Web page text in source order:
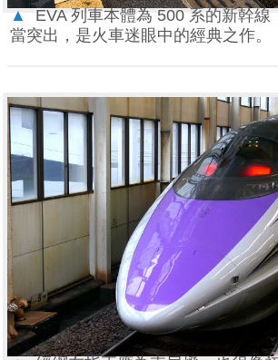
▲
EVA 列車本體為 500 系的新幹線
當突出，是火車迷眼中的經典之作。